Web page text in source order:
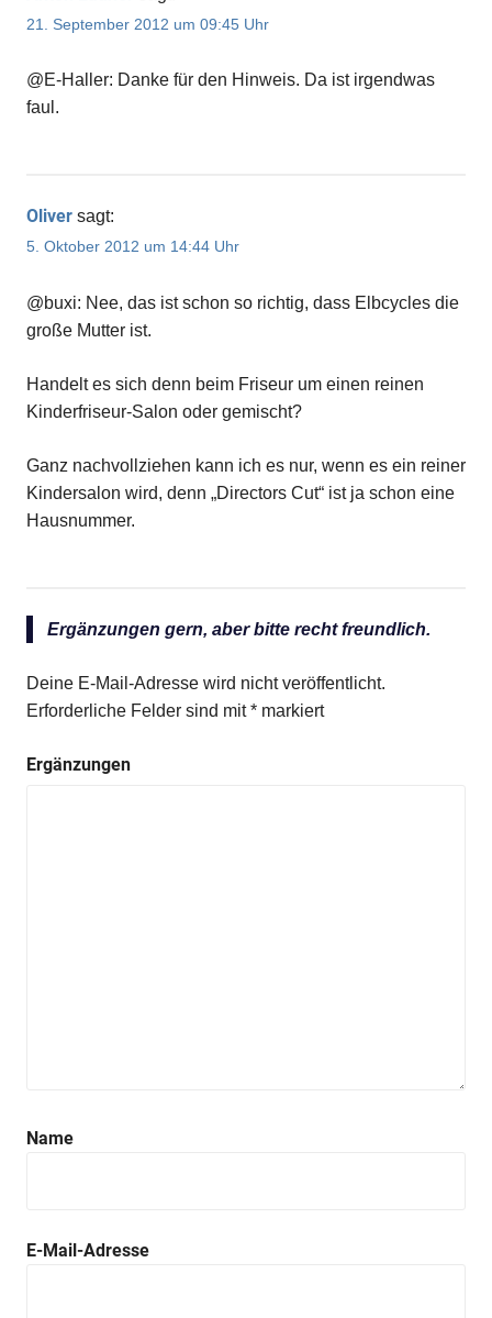
21. September 2012 um 09:45 Uhr
@E-Haller: Danke für den Hinweis. Da ist irgendwas
faul.
Oliver sagt:
5. Oktober 2012 um 14:44 Uhr
@buxi: Nee, das ist schon so richtig, dass Elbcycles die
große Mutter ist.
Handelt es sich denn beim Friseur um einen reinen
Kinderfriseur-Salon oder gemischt?
Ganz nachvollziehen kann ich es nur, wenn es ein reiner
Kindersalon wird, denn „Directors Cut“ ist ja schon eine
Hausnummer.
Ergänzungen gern, aber bitte recht freundlich.
Deine E-Mail-Adresse wird nicht veröffentlicht.
Erforderliche Felder sind mit* markiert
Ergänzungen
Name
E-Mail-Adresse